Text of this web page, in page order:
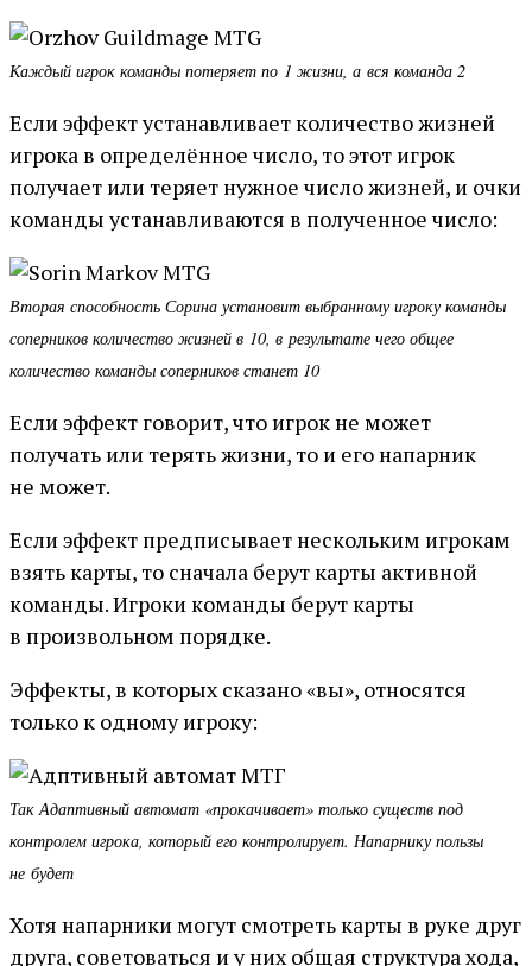
Каждый игрок команды потеряет по 1 жизни, а вся команда 2
Если эффект устанавливает количество жизней
игрока в определённое число, то этот игрок
получает или теряет нужное число жизней, и очки
команды устанавливаются в полученное число:
Вторая способность Сорина установит выбранному игроку команды
соперников количество жизней в 10, в результате чего общее
количество команды соперников станет 10
Если эффект говорит, что игрок не может
получать или терять жизни, то и его напарник
не может.
Если эффект предписывает нескольким игрокам
взять карты, то сначала берут карты активной
команды. Игроки команды берут карты
в произвольном порядке.
Эффекты, в которых сказано «вы», относятся
только к одному игроку:
Так Адаптивный автомат «прокачивает» только существ под
контролем игрока, который его контролирует. Напарнику пользы
не будет
Хотя напарники могут смотреть карты в руке друг
друга, советоваться и у них общая структура хода,